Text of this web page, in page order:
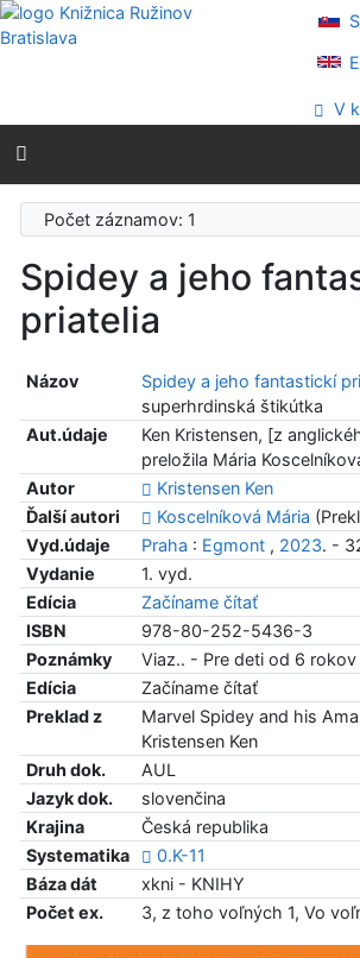
Prejsť na obsah
Prejsť na menu
Prehlásenie o webovej prístupnosti
V
Počet záznamov: 1
Spidey a jeho
priatelia
Názov Spidey a jeho fantastickí
superhrdinská štikútka
Aut.údaje
Ken Kristensen, [z
preložila Mária
Autor
Kristensen Ken
Ďalší autori
Koscelníková Mária
Vyd.údaje
Praha : Egmont, 2023. -
Vydanie
1. vyd.
Edícia
Začíname čítať
ISBN
978-80-252-5436-3
Poznámky
Viaz.. - Pre deti od 6 rokov
Edícia
Začíname čítať
Preklad z
Marvel Spidey and his
Kristensen Ken
Druh dok.
AUL
Jazyk dok.
slovenčina
Krajina
Česká republika
Systematika
0.K-11
Báza dát
xkni - KNIHY
Počet ex.
3, z toho voľných 1, Vo